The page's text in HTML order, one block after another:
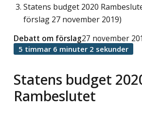
Statens budget 2020
förslag 27 november 2019)
Statens budget
Rambeslutet
Debatt om förslag27 november
5 timmar 6 minuter 2 sekunder